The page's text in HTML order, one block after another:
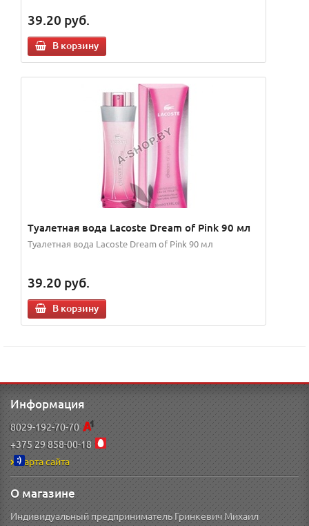
39.20 руб.
В корзину
Туалетная вода Lacoste Dream of Pink 90 мл
Туалетная вода Lacoste Dream of Pink 90 мл
39.20 руб.
В корзину
Информация
8029-192-70-70
+375 29 858-00-18
Карта сайта
О магазине
Индивидуальный предприниматель Гринкевич Михаил